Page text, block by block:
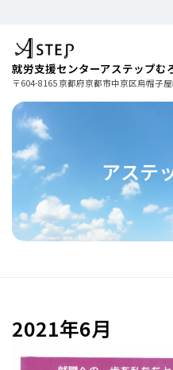
就労支援センターアステップむ
〒604-8165 京都府京都市中京区烏帽子
アステ
2021年6月